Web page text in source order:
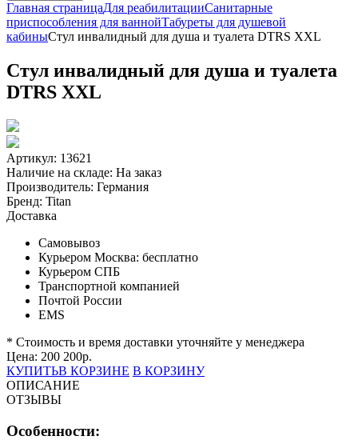
Главная страницаДля реабилитацииСанитарные
приспособления для ваннойТабуреты для душевой
кабиныСтул инвалидный для душа и туалета DTRS XXL
Стул инвалидный для душа и туалета
DTRS XXL
Артикул: 13621
Наличие на складе: На заказ
Производитель: Германия
Бренд: Titan
Доставка
Самовывоз
Курьером Москва: бесплатно
Курьером СПБ
Транспортной компанией
Почтой России
EMS
* Стоимость и время доставки уточняйте у менеджера
Цена: 200 200р.
КУПИТЬВ КОРЗИНЕ В КОРЗИНУ
ОПИСАНИЕ
ОТЗЫВЫ
Особенности: